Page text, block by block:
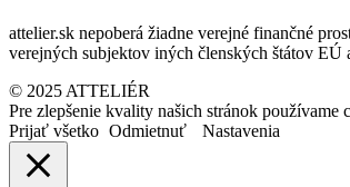
attelier.sk nepoberá žiadne verejné finančné
verejných subjektov iných členských štátov EÚ
© 2025 ATTELIÉR
Pre zlepšenie kvality našich stránok používame
Prijať všetko Odmietnuť Nastavenia